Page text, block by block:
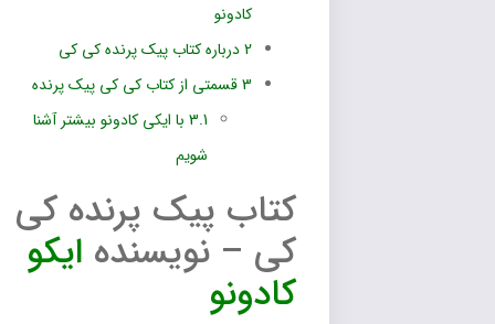
درباره کتاب پیک پرنده کی کی
قسمتی از کتاب کی کی پیک پرنده
با ایکی کادونو بیشتر آشنا
کتاب پیک پرنده کی
کی – نویسندهایکو
کادونو